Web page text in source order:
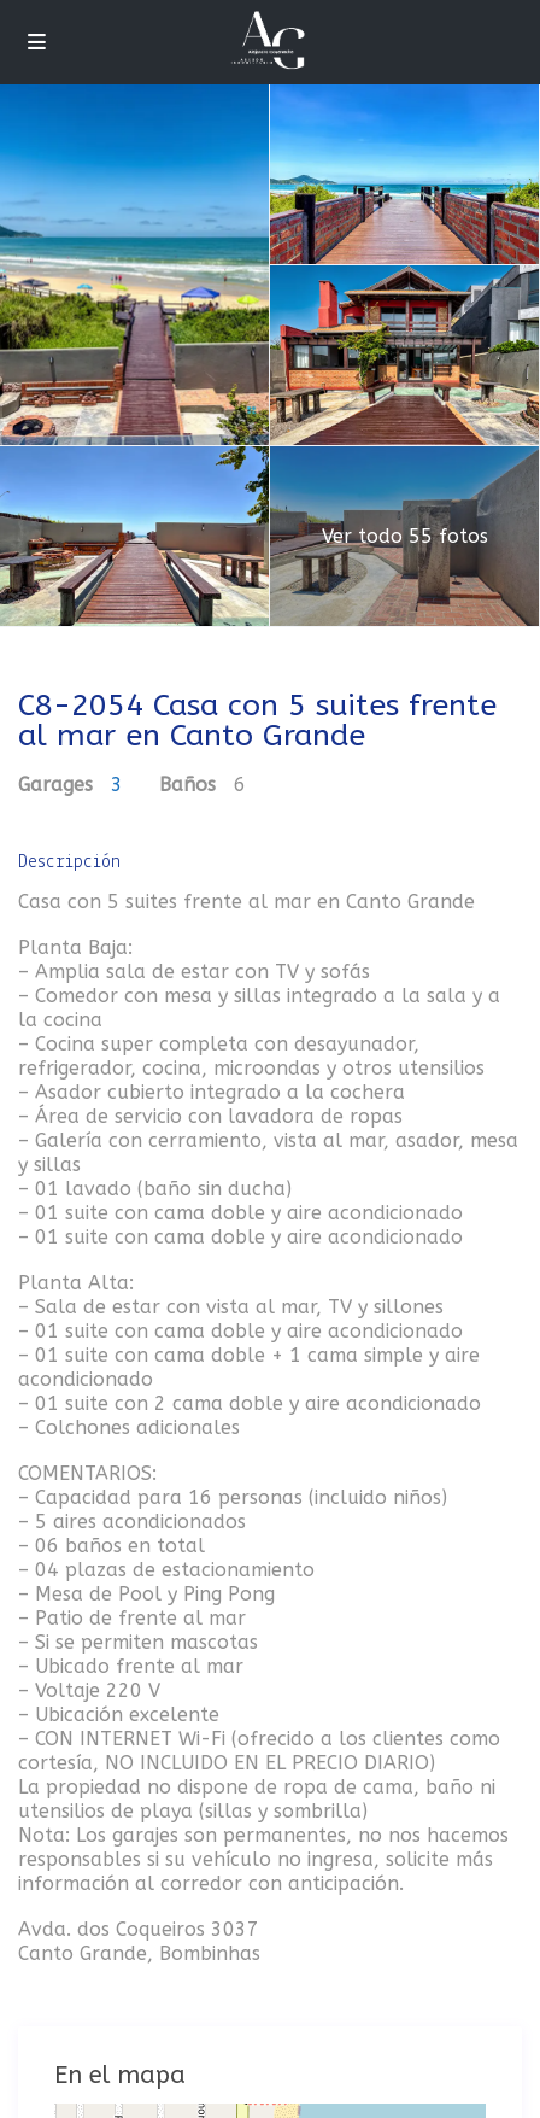
Ver todo 55 fotos
C8-2054 Casa con 5 suites frente
al mar en Canto Grande
Garages 3 Baños 6
Descripción
Casa con 5 suites frente al mar en Canto Grande
Planta Baja:
– Amplia sala de estar con TV y sofás
– Comedor con mesa y sillas integrado a la sala y a
la cocina
– Cocina super completa con desayunador,
refrigerador, cocina, microondas y otros utensilios
– Asador cubierto integrado a la cochera
– Área de servicio con lavadora de ropas
– Galería con cerramiento, vista al mar, asador, mesa
y sillas
– 01 lavado (baño sin ducha)
– 01 suite con cama doble y aire acondicionado
– 01 suite con cama doble y aire acondicionado
Planta Alta:
– Sala de estar con vista al mar, TV y sillones
– 01 suite con cama doble y aire acondicionado
– 01 suite con cama doble + 1 cama simple y aire
acondicionado
– 01 suite con 2 cama doble y aire acondicionado
– Colchones adicionales
COMENTARIOS:
– Capacidad para 16 personas (incluido niños)
– 5 aires acondicionados
– 06 baños en total
– 04 plazas de estacionamiento
– Mesa de Pool y Ping Pong
– Patio de frente al mar
– Si se permiten mascotas
– Ubicado frente al mar
– Voltaje 220 V
– Ubicación excelente
– CON INTERNET Wi-Fi (ofrecido a los clientes como
cortesía, NO INCLUIDO EN EL PRECIO DIARIO)
La propiedad no dispone de ropa de cama, baño ni
utensilios de playa (sillas y sombrilla)
Nota: Los garajes son permanentes, no nos hacemos
responsables si su vehículo no ingresa, solicite más
información al corredor con anticipación.
Avda. dos Coqueiros 3037
Canto Grande, Bombinhas
En el mapa